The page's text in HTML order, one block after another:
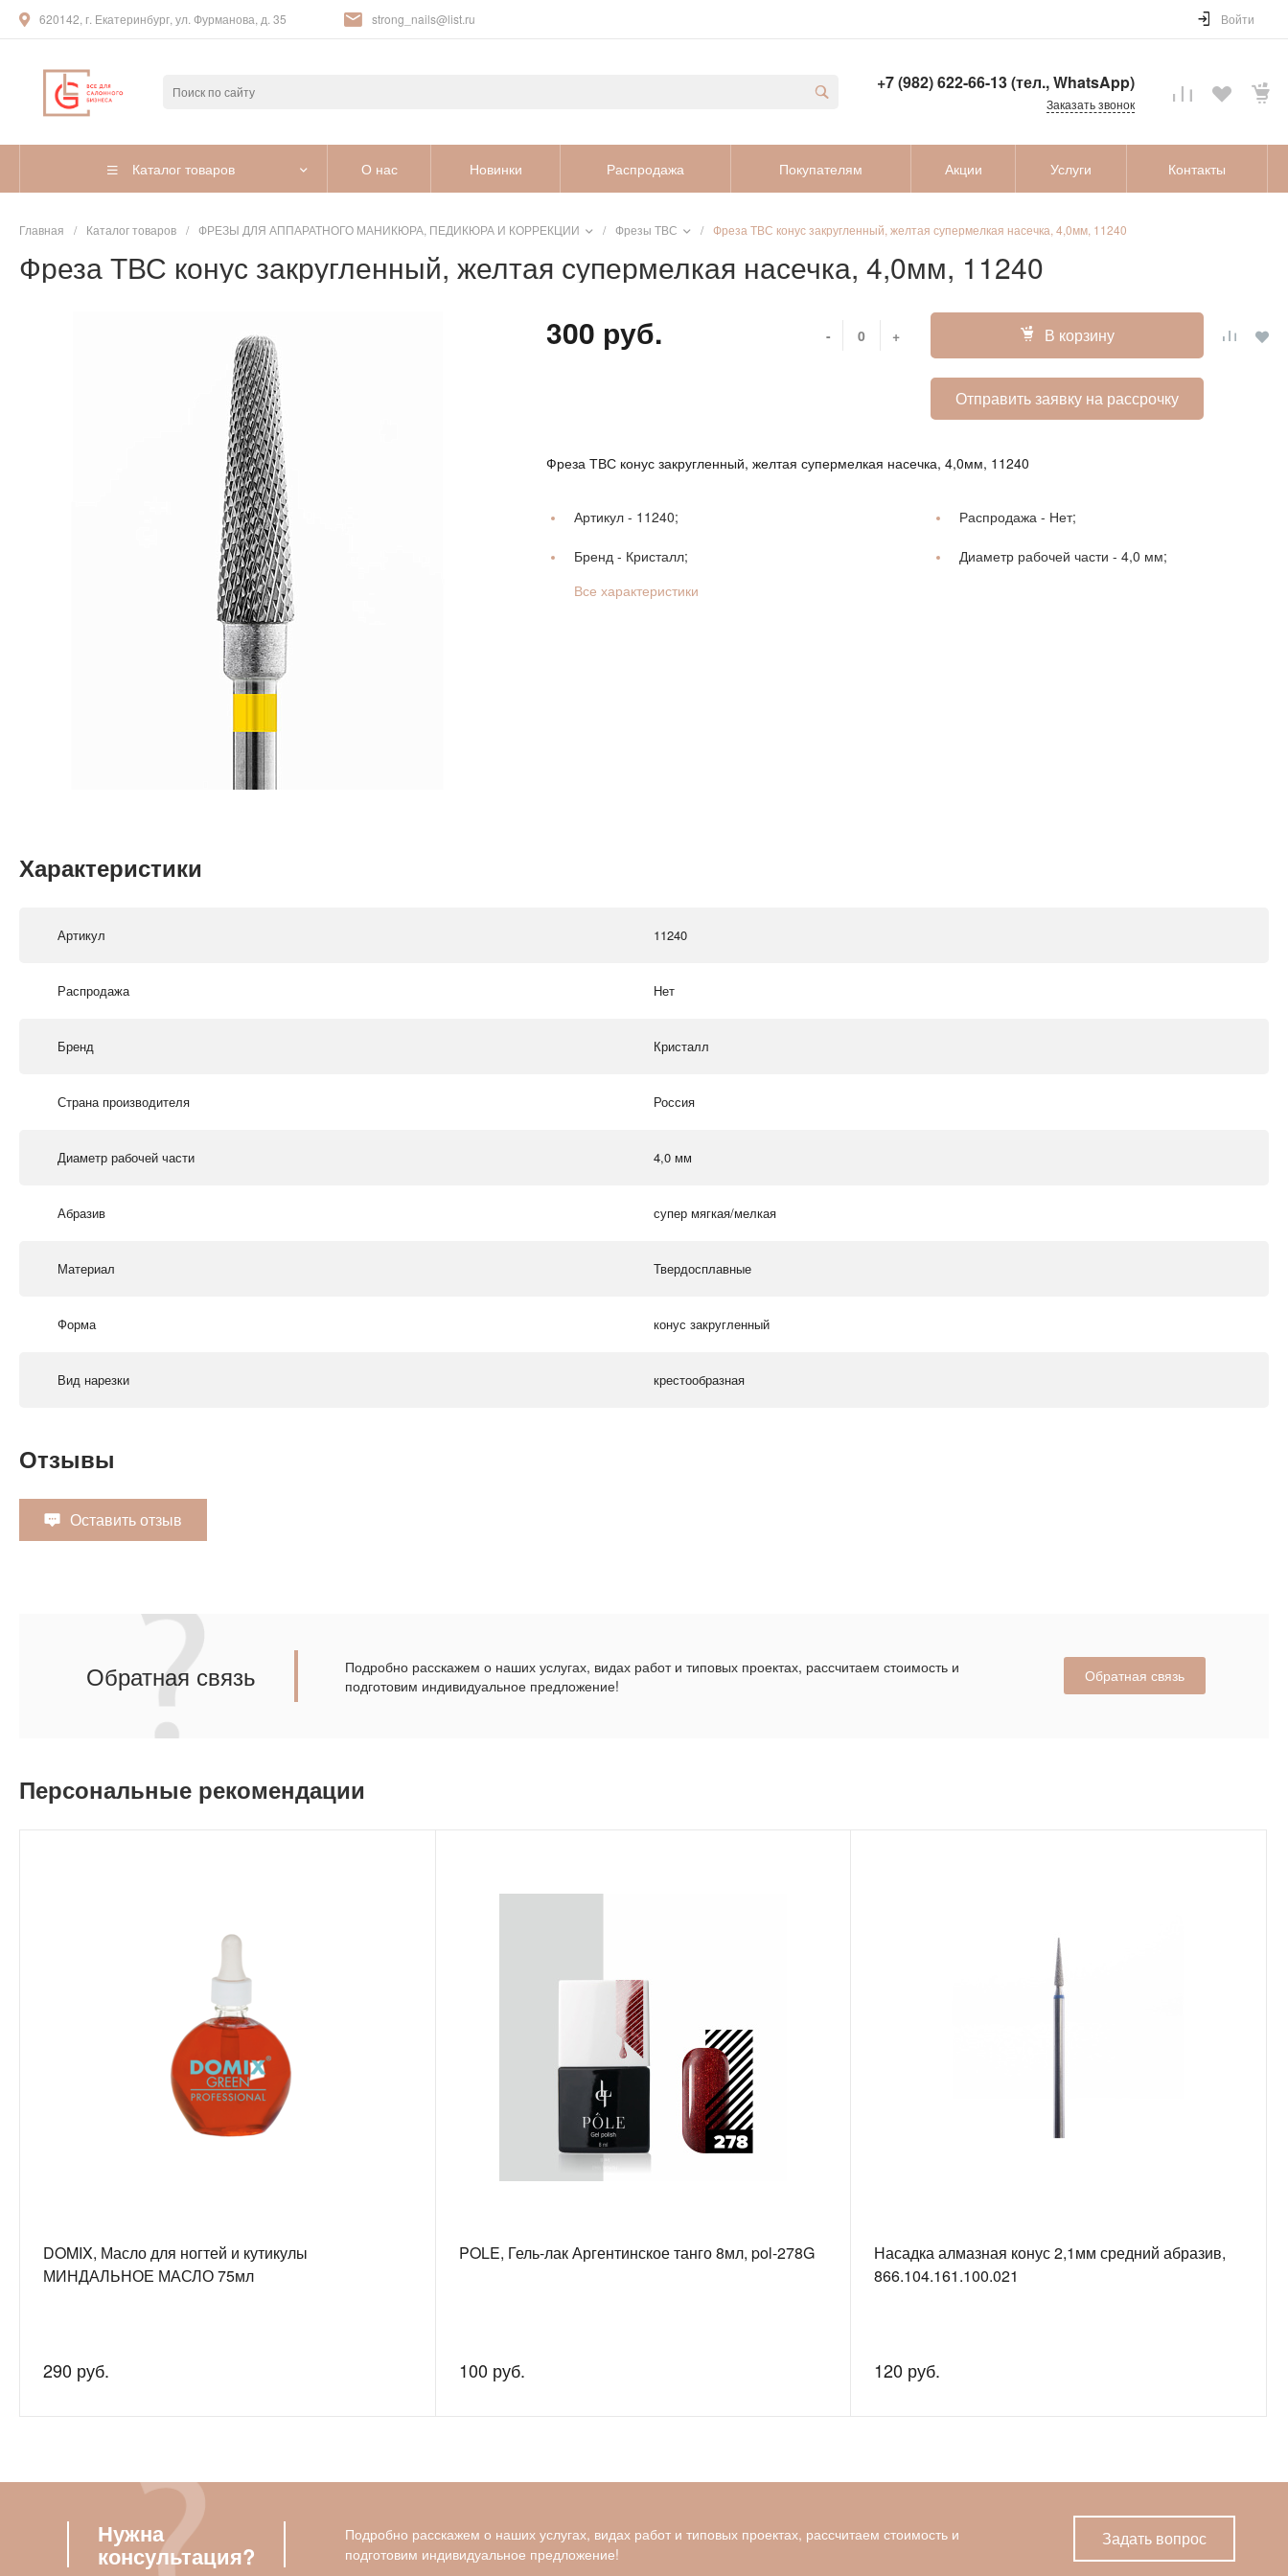
620142, г. Екатеринбург, ул. Фурманова, д. 35 strong_nails@list.ru Войти
+7 (982) 622-66-13 (тел., WhatsApp)
Заказать звонок
Каталог товаров О нас Новинки Распродажа Покупателям Акции Услуги Контакты
Главная / Каталог товаров / ФРЕЗЫ ДЛЯ АППАРАТНОГО МАНИКЮРА, ПЕДИКЮРА И КОРРЕКЦИИ / Фрезы ТВС / Фреза ТВС конус закругленный, желтая супермелкая насечка, 4,0мм, 11240
Фреза ТВС конус закругленный, желтая супермелкая насечка, 4,0мм, 11240
300 руб.
- + В корзину
Отправить заявку на рассрочку
Фреза ТВС конус закругленный, желтая супермелкая насечка, 4,0мм, 11240
Артикул - 11240; Распродажа - Нет;
Бренд - Кристалл; Диаметр рабочей части - 4,0 мм;
Все характеристики
Характеристики
Артикул 11240
Распродажа Нет
Бренд Кристалл
Страна производителя Россия
Диаметр рабочей части 4,0 мм
Абразив супер мягкая/мелкая
Материал Твердосплавные
Форма конус закругленный
Вид нарезки крестообразная
Отзывы
Оставить отзыв
Обратная связь
Подробно расскажем о наших услугах, видах работ и типовых проектах, рассчитаем стоимость и
подготовим индивидуальное предложение!
Обратная связь
Персональные рекомендации
DOMIX, Масло для ногтей и кутикулы
МИНДАЛЬНОЕ МАСЛО 75мл
290 руб.
POLE, Гель-лак Аргентинское танго 8мл, pol-278G
100 руб.
Насадка алмазная конус 2,1мм средний абразив,
866.104.161.100.021
120 руб.
Нужна
консультация?
Подробно расскажем о наших услугах, видах работ и типовых проектах, рассчитаем стоимость и
подготовим индивидуальное предложение!
Задать вопрос